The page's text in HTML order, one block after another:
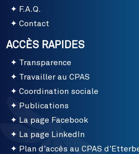
F.A.Q.
Contact
ACCÈS RAPIDES
Transparence
Travailler au CPAS
Coordination sociale
Publications
La page Facebook
La page LinkedIn
Plan d'accès au CPAS